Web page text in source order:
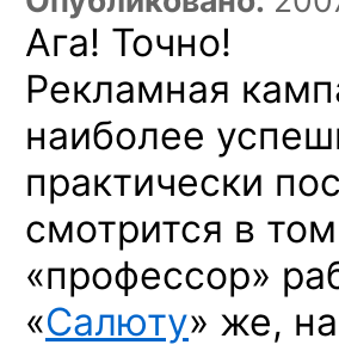
Ага! Точно!
Рекламная
наиболее
практически
смотрится в
«профессор»
«Салюту» же,